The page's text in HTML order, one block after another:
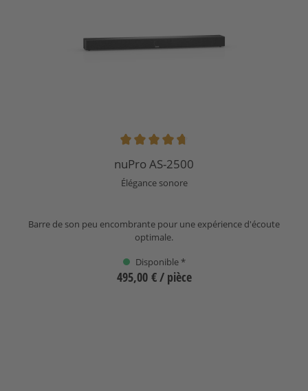
Note moyenne de 4.86 sur 5 étoiles
nuPro AS-2500
Élégance sonore
Barre de son peu encombrante pour une expérience d'écoute
optimale.
Disponible *
495,00 €/ pièce